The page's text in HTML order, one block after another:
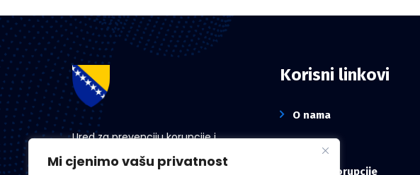
Mi cjenimo vašu privatnost
Ured za prevenciju korupcije i
koordinaciju aktivnosti na suzbijanju
korupcije u Brčko distriktu BiH
Korisni linkovi
O nama
Prijava korupcije